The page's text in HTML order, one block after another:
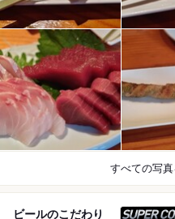
すべての写真
ビールのこだわり